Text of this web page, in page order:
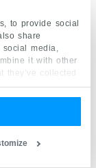
to provide social
share
media,
it with other
they’ve collected
do músculo
as
causadas
A
atrial,
ventricular.